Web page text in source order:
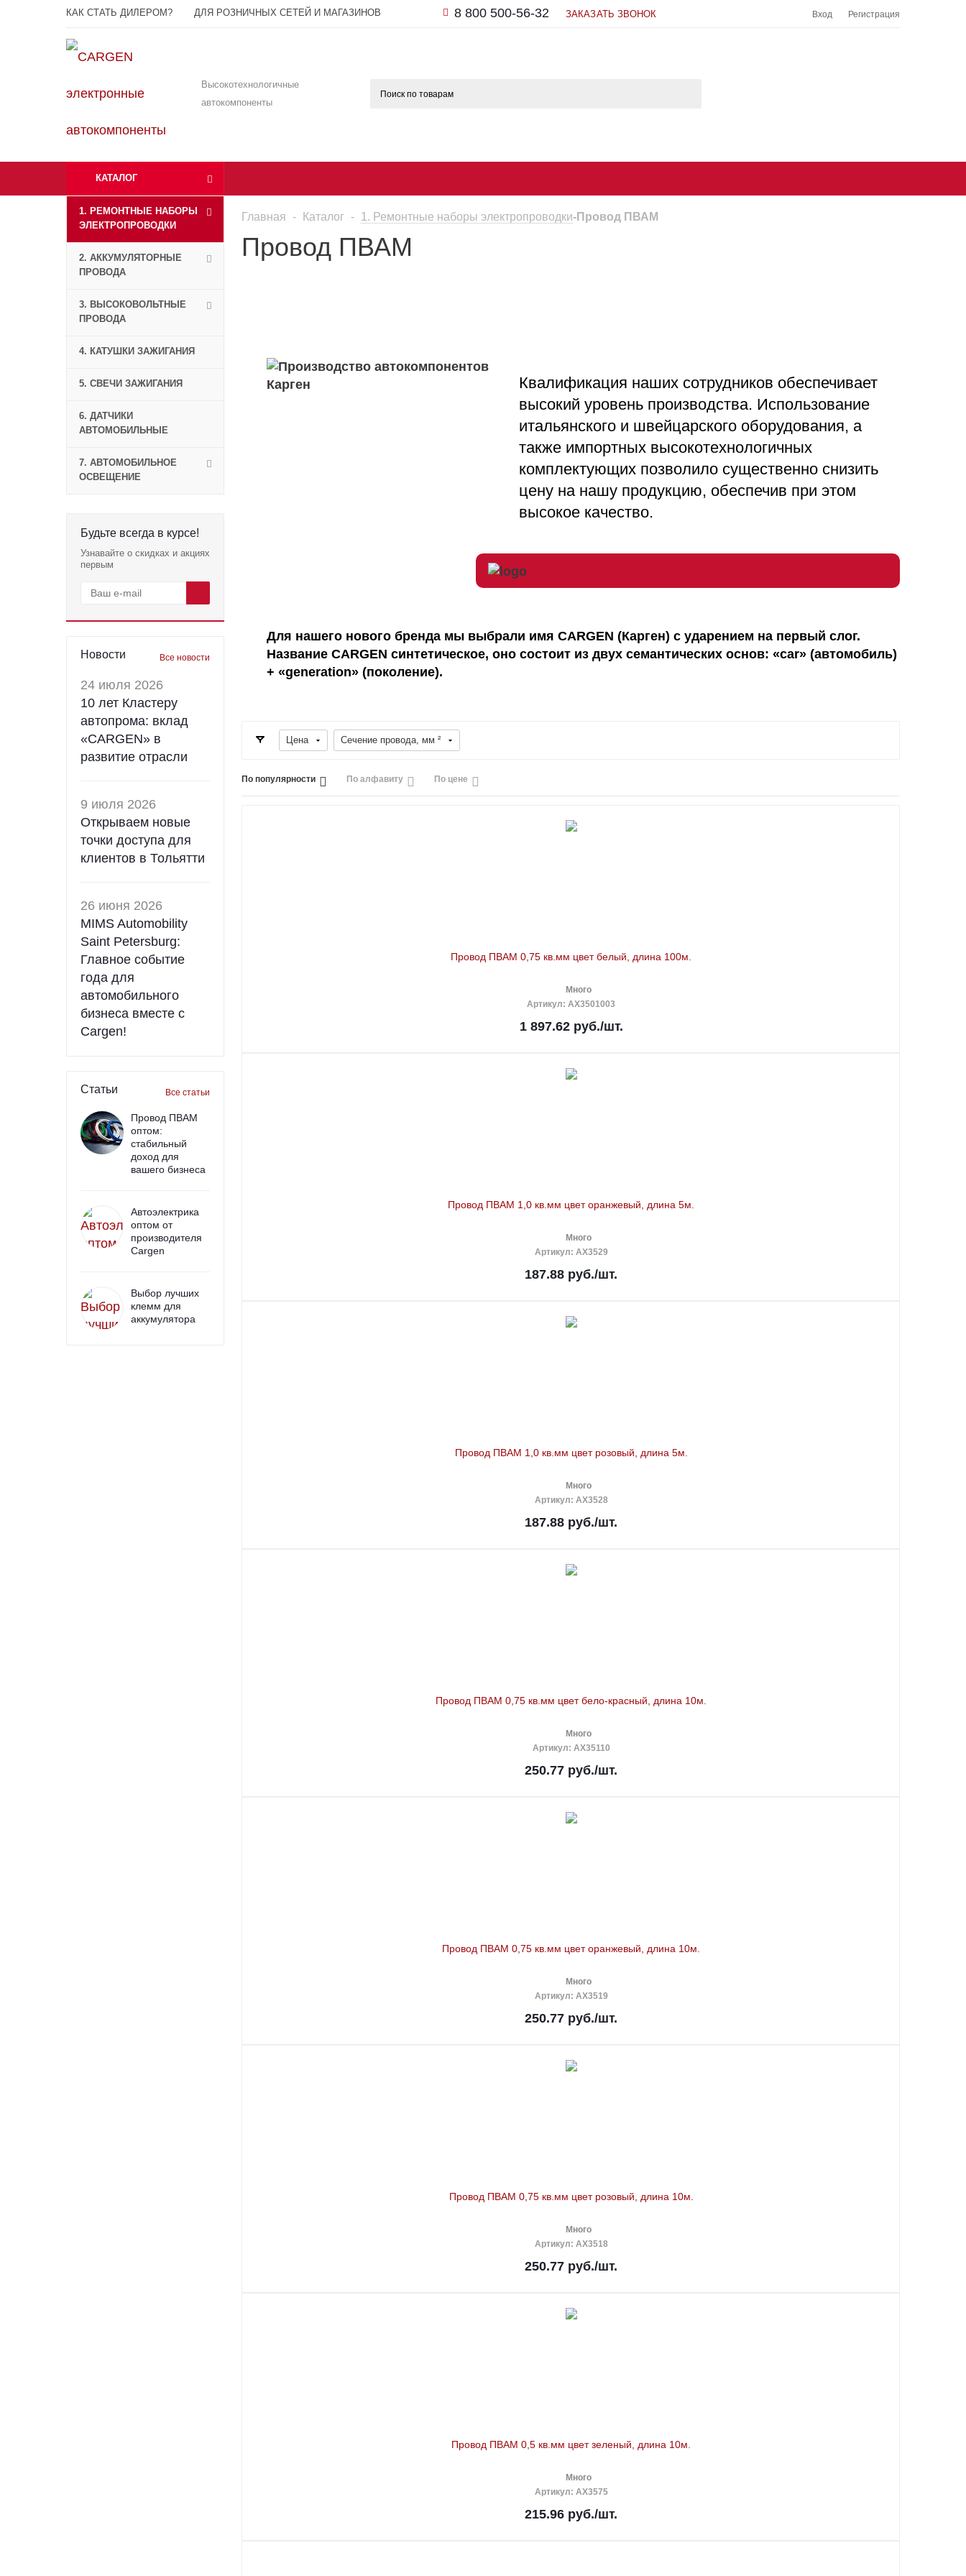
КАК СТАТЬ ДИЛЕРОМ? ДЛЯ РОЗНИЧНЫХ СЕТЕЙ И МАГАЗИНОВ 8 800 500-56-32 ЗАКАЗАТЬ ЗВОНОК Вход Регистрация
Высокотехнологичные
автокомпоненты
КАТАЛОГ
1. РЕМОНТНЫЕ НАБОРЫ
ЭЛЕКТРОПРОВОДКИ
2. АККУМУЛЯТОРНЫЕ
ПРОВОДА
3. ВЫСОКОВОЛЬТНЫЕ
ПРОВОДА
4. КАТУШКИ ЗАЖИГАНИЯ
5. СВЕЧИ ЗАЖИГАНИЯ
6. ДАТЧИКИ
АВТОМОБИЛЬНЫЕ
7. АВТОМОБИЛЬНОЕ
ОСВЕЩЕНИЕ
Будьте всегда в курсе!
Узнавайте о скидках и акциях
первым
Новости Все новости
24 июля 2026
10 лет Кластеру
автопрома: вклад
«CARGEN» в
развитие отрасли
9 июля 2026
Открываем новые
точки доступа для
клиентов в Тольятти
26 июня 2026
MIMS Automobility
Saint Petersburg:
Главное событие
года для
автомобильного
бизнеса вместе с
Cargen!
Статьи Все статьи
Провод ПВАМ
оптом:
стабильный
доход для
вашего бизнеса
Автоэлектрика
оптом от
производителя
Cargen
Выбор лучших
клемм для
аккумулятора
Главная - Каталог - 1. Ремонтные наборы электропроводки-Провод ПВАМ
Провод ПВАМ
Квалификация наших сотрудников обеспечивает
высокий уровень производства. Использование
итальянского и швейцарского оборудования, а
также импортных высокотехнологичных
комплектующих позволило существенно снизить
цену на нашу продукцию, обеспечив при этом
высокое качество.
Для нашего нового бренда мы выбрали имя CARGEN (Карген) с ударением на первый слог.
Название CARGEN синтетическое, оно состоит из двух семантических основ: «car» (автомобиль)
+ «generation» (поколение).
Цена Сечение провода, мм ²
По популярности По алфавиту По цене
Провод ПВАМ 0,75 кв.мм цвет белый, длина 100м.
Много
Артикул: AX3501003
1 897.62руб./шт.
Провод ПВАМ 1,0 кв.мм цвет оранжевый, длина 5м.
Много
Артикул: AX3529
187.88 руб./шт.
Провод ПВАМ 1,0 кв.мм цвет розовый, длина 5м.
Много
Артикул: AX3528
187.88 руб./шт.
Провод ПВАМ 0,75 кв.мм цвет бело-красный, длина 10м.
Много
Артикул: AX35110
250.77 руб./шт.
Провод ПВАМ 0,75 кв.мм цвет оранжевый, длина 10м.
Много
Артикул: AX3519
250.77 руб./шт.
Провод ПВАМ 0,75 кв.мм цвет розовый, длина 10м.
Много
Артикул: AX3518
250.77 руб./шт.
Провод ПВАМ 0,5 кв.мм цвет зеленый, длина 10м.
Много
Артикул: AX3575
215.96 руб./шт.